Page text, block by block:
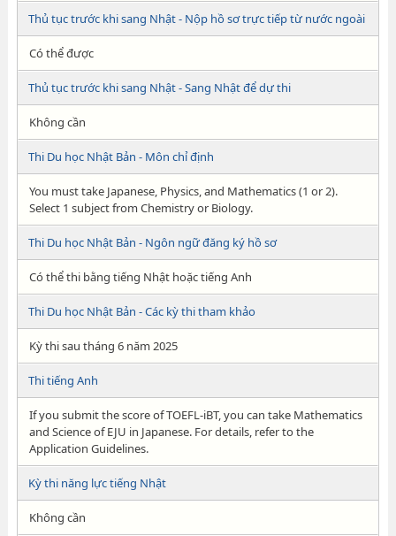
Thủ tục trước khi sang Nhật - Nộp hồ sơ trực tiếp từ nước ngoài
Có thể được
Thủ tục trước khi sang Nhật - Sang Nhật để dự thi
Không cần
Thi Du học Nhật Bản - Môn chỉ định
You must take Japanese, Physics, and Mathematics (1 or 2).
Select 1 subject from Chemistry or Biology.
Thi Du học Nhật Bản - Ngôn ngữ đăng ký hồ sơ
Có thể thi bằng tiếng Nhật hoặc tiếng Anh
Thi Du học Nhật Bản - Các kỳ thi tham khảo
Kỳ thi sau tháng 6 năm 2025
Thi tiếng Anh
If you submit the score of TOEFL-iBT, you can take Mathematics
and Science of EJU in Japanese. For details, refer to the
Application Guidelines.
Kỳ thi năng lực tiếng Nhật
Không cần